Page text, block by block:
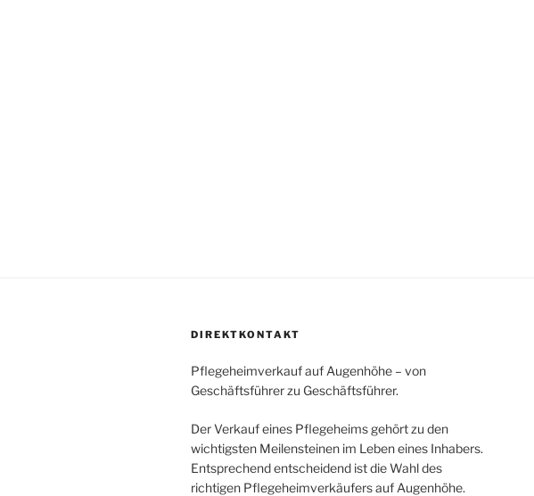
DIREKTKONTAKT
Pflegeheimverkauf auf Augenhöhe – von
Geschäftsführer zu Geschäftsführer.
Der Verkauf eines Pflegeheims gehört zu den
wichtigsten Meilensteinen im Leben eines Inhabers.
Entsprechend entscheidend ist die Wahl des
richtigen Pflegeheimverkäufers auf Augenhöhe.